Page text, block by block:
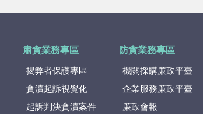
肅貪業務專區
揭弊者保護專區
貪瀆起訴視覺化
起訴判決貪瀆案件
防貪業務專區
機關採購廉政平臺
企業服務廉政平臺
廉政會報